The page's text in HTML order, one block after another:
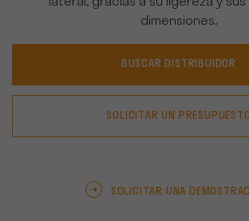
dimensiones.
BUSCAR DISTRIBUIDOR
SOLICITAR UN PRESUPUESTO
SOLICITAR UNA